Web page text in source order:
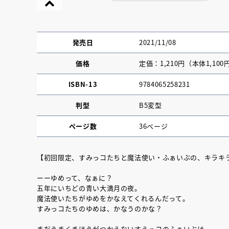
発売日 2021/11/08
価格 定価：1,210円（本体1,100円
ISBN-13 9784065258231
判型 B5変型
ページ数 36ページ
【初回限定、すみっコたちと魔法使い・ふぁいぶの、キラキ
ーーゆめって、なぁに？
五年にいちどの青い大満月の夜。
魔法使いたちがゆめをかなえてくれるんだって。
すみっコたちのゆめは、かなうのかな？